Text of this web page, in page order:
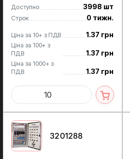
Доступно 3998 шт
Строк 0 тижн.
Ціна за 10+ з ПДВ 1.37 грн
Ціна за 100+ з
ПДВ
1.37 грн
Ціна за 1000+ з
ПДВ
1.37 грн
3201288